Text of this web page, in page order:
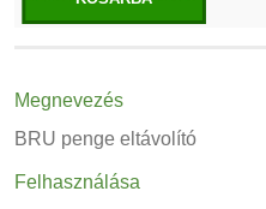
Megnevezés
BRU penge eltávolító
Felhasználása